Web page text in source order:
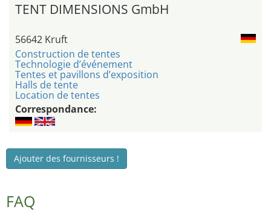
TENT DIMENSIONS GmbH
56642 Kruft
Construction de tentes
Technologie d’événement
Tentes et pavillons d’exposition
Halls de tente
Location de tentes
Correspondance:
Ajouter des fournisseurs !
FAQ